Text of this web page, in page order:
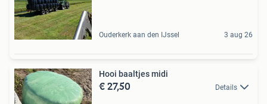
Ouderkerk aan den IJssel 3 aug 26
Hooi baaltjes midi
€ 27,50 Details